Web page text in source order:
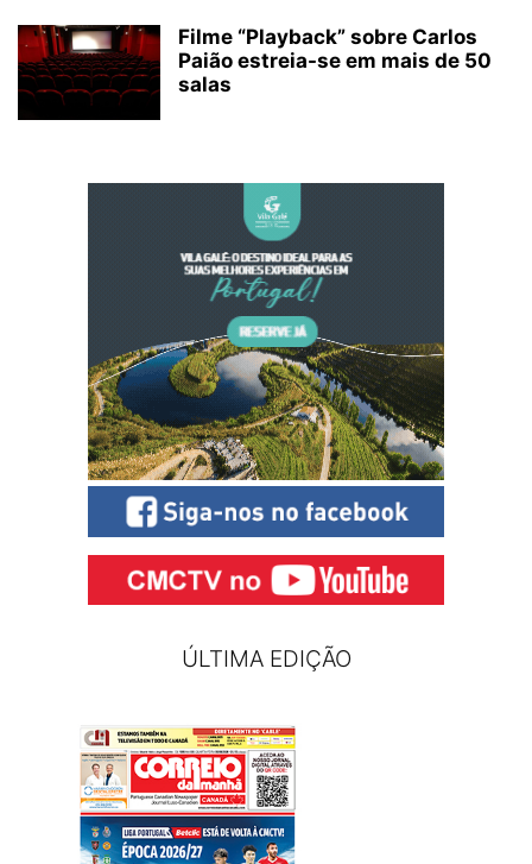
Filme “Playback” sobre Carlos
Paião estreia-se em mais de 50
salas
ÚLTIMA EDIÇÃO